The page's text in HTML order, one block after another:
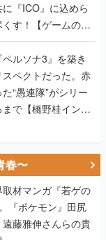
『ICO』に込めら
す！【ゲームの企
ペルソナ3』を築き
ペクトだった。赤
“愚連隊”がシリー
で【橋野桂インタ
春〜
材マンガ『若ゲの
『ポケモン』田尻
藤雅伸さんらの貴